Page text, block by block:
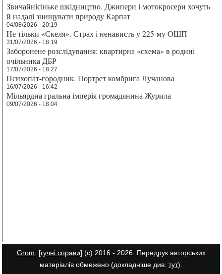
Звичайнісіньке шкідництво. Джипери і мотокросери хочуть
й надалі знищувати природу Карпат
04/08/2026 - 20:19
Не тільки «Скеля». Страх і ненависть у 225-му ОШП
31/07/2026 - 18:19
Заборонене розслідування: квартирна «схема» в родині
очільника ДБР
17/07/2026 - 18:27
Психопат-городник. Портрет комбрига Лучанова
16/07/2026 - 16:42
Мільярдна гральна імперія громадянина Журила
09/07/2026 - 18:04
Grom. [гучні справи] (с) 2016 - 2026. Передрук авторських
матеріалів обмежено (докладніше див. тут).